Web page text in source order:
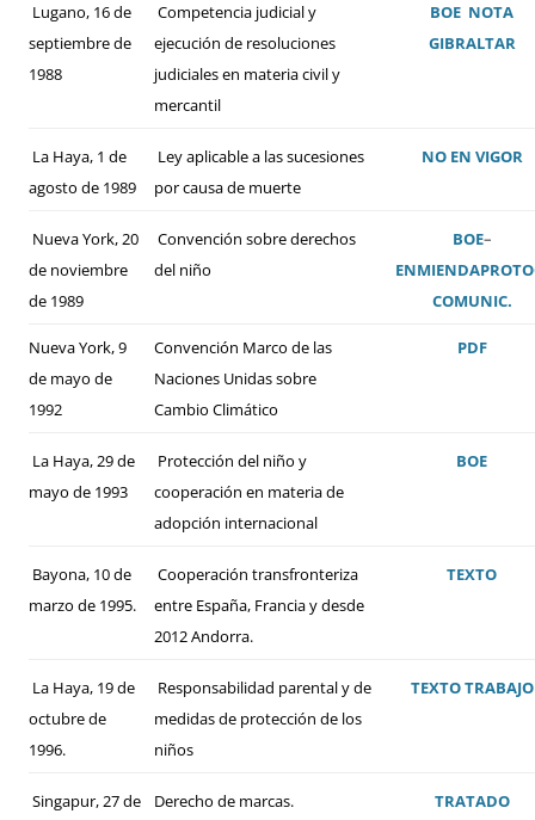
Lugano, 16 de
septiembre de
1988
Competencia judicial y
ejecución de resoluciones
judiciales en materia civil y
mercantil
BOE NOTA
GIBRALTAR
La Haya, 1 de
agosto de 1989
Ley aplicable a las sucesiones
por causa de muerte
NO EN VIGOR
Nueva York, 20
de noviembre
de 1989
Convención sobre derechos
del niño
BOE–
ENMIENDA
COMUNIC.
Nueva York, 9
de mayo de
1992
Convención Marco de las
Naciones Unidas sobre
Cambio Climático
PDF
La Haya, 29 de
mayo de 1993
Protección del niño y
cooperación en materia de
adopción internacional
BOE
Bayona, 10 de
marzo de 1995.
Cooperación transfronteriza
entre España, Francia y desde
2012 Andorra.
TEXTO
La Haya, 19 de
octubre de
1996.
Responsabilidad parental y de
medidas de protección de los
niños
TEXTOTRABAJO
Singapur, 27 de
Derecho de marcas. TRATADO